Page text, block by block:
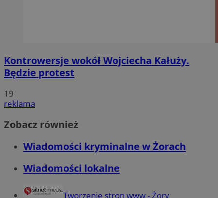
Kontrowersje wokół Wojciecha Kałuży.
Będzie protest
19
reklama
Zobacz również
Wiadomości kryminalne w Żorach
Wiadomości lokalne
Tworzenie stron www - Żory